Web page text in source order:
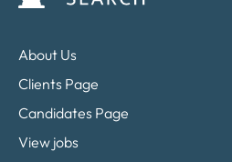
About Us
Clients Page
Candidates Page
View jobs